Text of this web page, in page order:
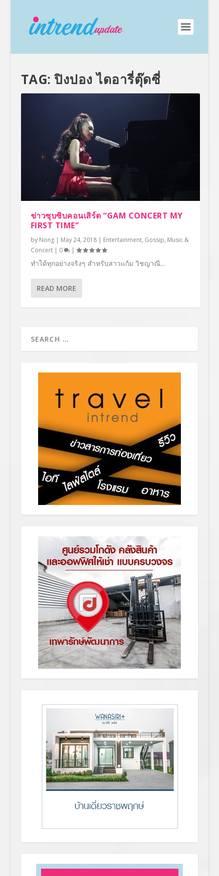
TAG:ปิงปอง ไดอารี่ตุ๊ดซี่
ข่าวซุบซิบคอนเสิร์ต “GAM CONCERT MY
FIRST TIME”
by Nong| May 24, 2018| Entertainment, Gossip, Music &
Concert| 0 |
ทำได้ทุกอย่างจริงๆ สำหรับสาวแก้ม วิชญาณี...
READ MORE